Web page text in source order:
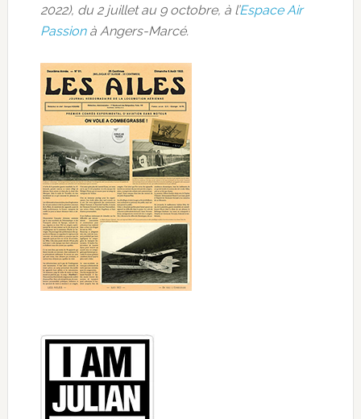
2022), du 2 juillet au 9 octobre, à l’Espace Air
Passionà Angers-Marcé.